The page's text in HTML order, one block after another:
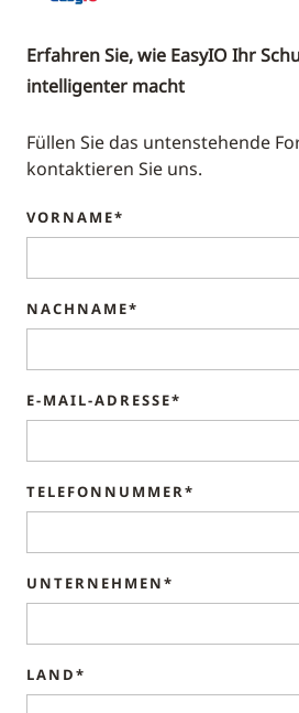
Erfahren Sie, wie EasyIO Ihr
intelligenter macht
Füllen Sie das untenstehende
kontaktieren Sie uns.
VORNAME*
NACHNAME*
E-MAIL-ADRESSE*
TELEFONNUMMER*
UNTERNEHMEN*
LAND*